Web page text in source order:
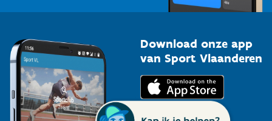
Download onze app
van Sport Vlaanderen